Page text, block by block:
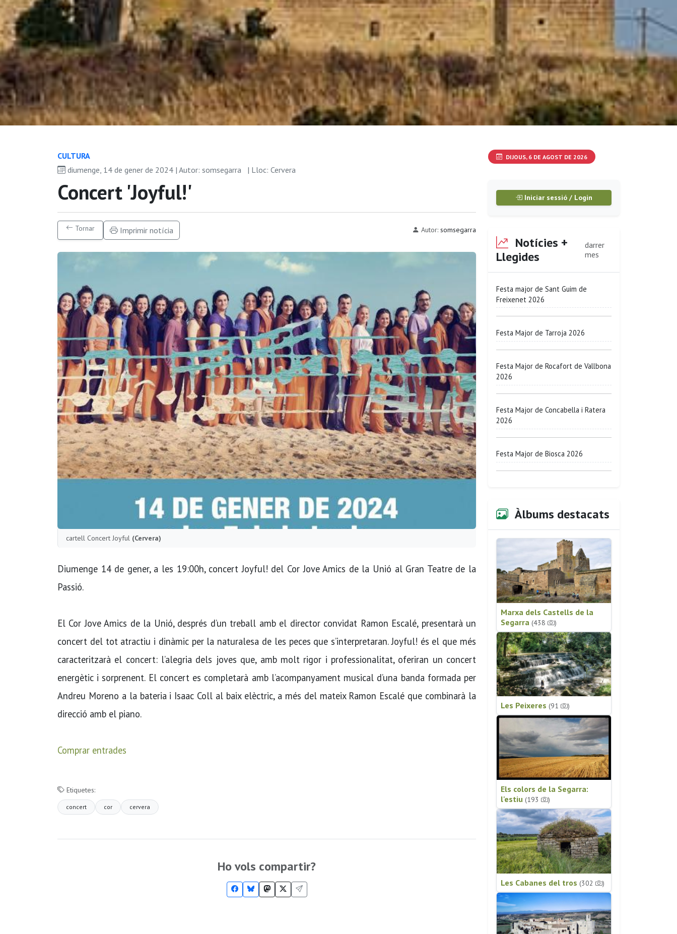
CULTURA
diumenge, 14 de gener de 2024 | Autor: somsegarra
| Lloc: Cervera
Concert 'Joyful!'
Tornar Imprimir notícia Autor: somsegarra
cartell Concert Joyful (Cervera)
Diumenge 14 de gener, a les 19:00h, concert Joyful! del Cor Jove Amics de la Unió al Gran Teatre de la
Passió.
El Cor Jove Amics de la Unió, després d’un treball amb el director convidat Ramon Escalé, presentarà un
concert del tot atractiu i dinàmic per la naturalesa de les peces que s’interpretaran. Joyful! és el que més
caracteritzarà el concert: l’alegria dels joves que, amb molt rigor i professionalitat, oferiran un concert
energètic i sorprenent. El concert es completarà amb l’acompanyament musical d’una banda formada per
Andreu Moreno a la bateria i Isaac Coll al baix elèctric, a més del mateix Ramon Escalé que combinarà la
direcció amb el piano.
Comprar entrades
Etiquetes:
concert cor cervera
Ho vols compartir?
DIJOUS, 6 DE AGOST DE 2026
Iniciar sessió / Login
Notícies +
Llegides
darrer
mes
Festa major de Sant Guim de
Freixenet 2026
Festa Major de Tarroja 2026
Festa Major de Rocafort de Vallbona
2026
Festa Major de Concabella i Ratera
2026
Festa Major de Biosca 2026
Àlbums destacats
Marxa dels Castells de la
Segarra (438 )
Les Peixeres (91 )
Els colors de la Segarra:
l'estiu (193 )
Les Cabanes del tros (302 )